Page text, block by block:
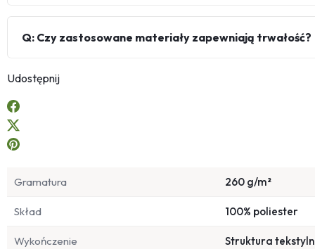
Q: Czy zastosowane materiały zapewniają trwałość?
Udostępnij
Gramatura 260 g/m²
Skład 100% poliester
Wykończenie Struktura